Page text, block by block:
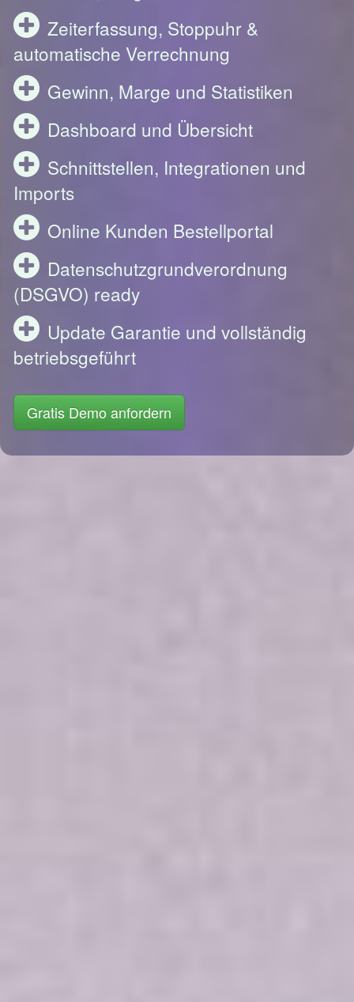
Zeiterfassung, Stoppuhr &
automatische Verrechnung
Gewinn, Marge und Statistiken
Dashboard und Übersicht
Schnittstellen, Integrationen und
Imports
Online Kunden Bestellportal
Datenschutzgrundverordnung
(DSGVO) ready
Update Garantie und vollständig
betriebsgeführt
Gratis Demo anfordern